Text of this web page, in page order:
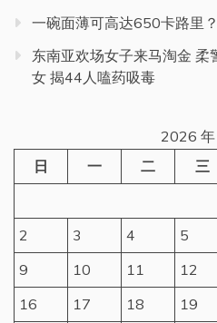
一碗面薄可高达650卡路里
东南亚欢场女子来马淘金
女 揭44人嗑药吸毒
2026 年
日
一 二 三
2
3 4 5
9
10 11 12
16
17 18 19